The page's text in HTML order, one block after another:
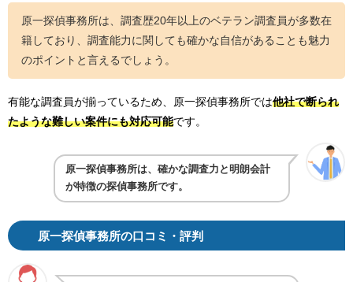
原一探偵事務所は、調査歴20年以上のベテラン調査員が多数在
籍しており、調査能力に関しても確かな自信があることも魅力
のポイントと言えるでしょう。
有能な調査員が揃っているため、原一探偵事務所では他社で断られ
たような難しい案件にも対応可能です。
原一探偵事務所は、確かな調査力と明朗会計
が特徴の探偵事務所です。
原一探偵事務所の口コミ・評判